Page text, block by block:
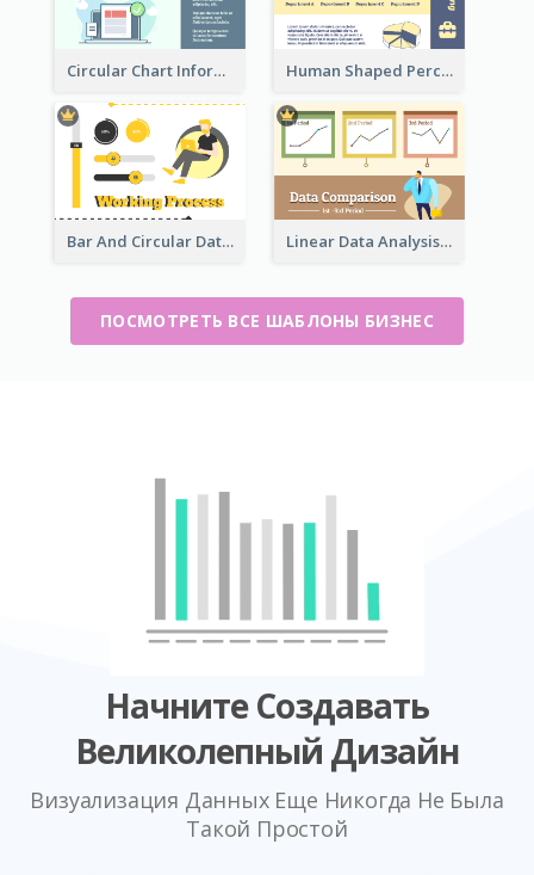
Circular Chart Information Comparison Human Shaped Percentage
Bar And Circular Data Analysis Linear Data Analysis Comparison
ПОСМОТРЕТЬ ВСЕ ШАБЛОНЫ БИЗНЕС
Начните Создавать
Великолепный Дизайн
Визуализация Данных Еще Никогда Не Была
Такой Простой